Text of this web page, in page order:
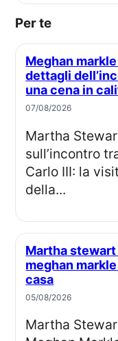
Per te
Meghan markle avrebbe raccontato
dettagli
una cena in
07/08/2026
Martha Stewart svela dettagli
sull’incontro
Carlo III: la
della...
Martha stewart stronca il tentativo di
meghan
casa
05/08/2026
Martha Stewart commenta il percorso di